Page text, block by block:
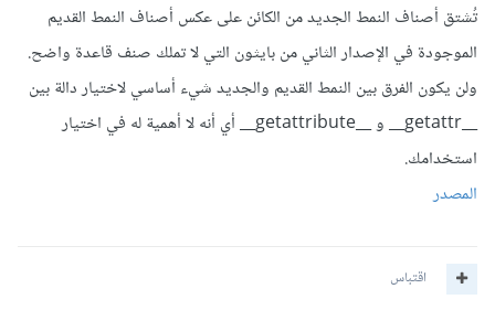
تُشتق أصناف النمط الجديد من الكائن على عكس أصناف النمط القديم
الموجودة في الإصدار الثاني من بايثون التي لا تملك صنف قاعدة واضح.
ولن يكون الفرق بين النمط القديم والجديد شيء أساسي لاختيار دالة بين
__getattr__ و __getattribute__ أي أنه لا أهمية له في اختيار
استخدامك.
المصدر
اقتباس